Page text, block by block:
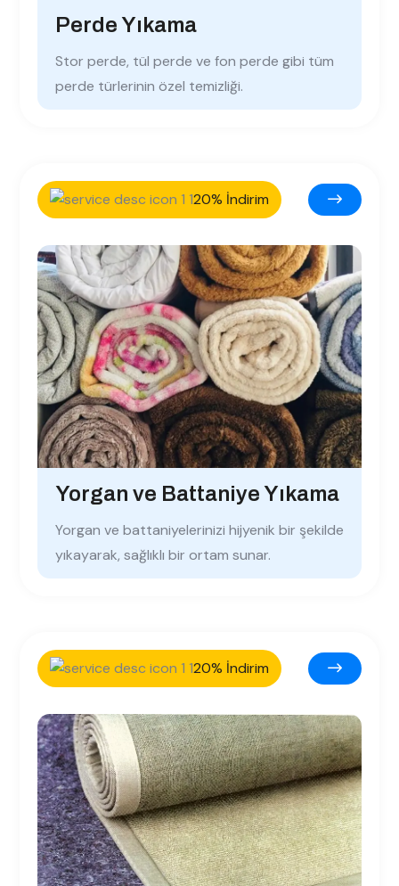
Perde Yıkama
Stor perde, tül perde ve fon perde gibi tüm
perde türlerinin özel temizliği.
20% İndirim
Yorgan ve Battaniye Yıkama
Yorgan ve battaniyelerinizi hijyenik bir şekilde
yıkayarak, sağlıklı bir ortam sunar.
20% İndirim